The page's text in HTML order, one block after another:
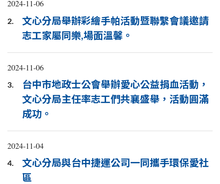
2024-11-06
2.
文心分局舉辦彩繪手帕活動暨聯繫會議邀請
志工家屬同樂,場面溫馨。
2024-11-06
3.
台中市地政士公會舉辦愛心公益捐血活動，
文心分局主任率志工們共襄盛舉，活動圓滿
成功。
2024-11-04
4.
文心分局與台中捷運公司一同攜手環保愛社
區